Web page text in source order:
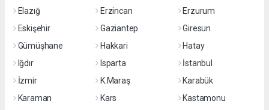
Elazığ
Erzincan
Erzurum
Eskişehir
Gaziantep
Giresun
Gümüşhane
Hakkari
Hatay
Iğdır
Isparta
İstanbul
İzmir
K.Maraş
Karabük
Karaman
Kars
Kastamonu